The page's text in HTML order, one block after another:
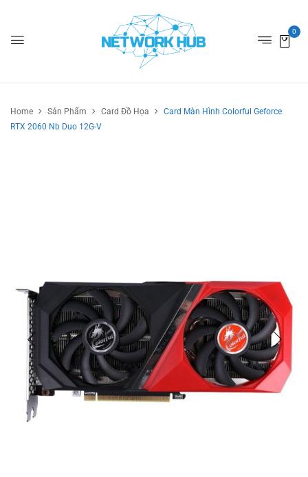
0
Home Sản Phẩm Card Đồ Họa
Card Màn Hình Colorful Geforce
RTX 2060 Nb Duo 12G-V